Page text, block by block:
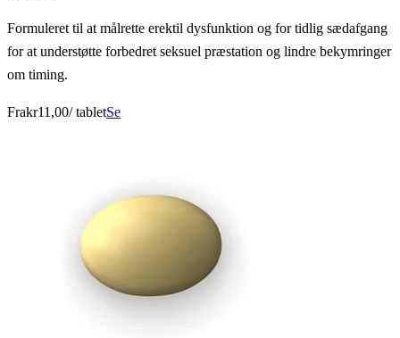
Formuleret til at målrette erektil dysfunktion og for tidlig sædafgang
for at understøtte forbedret seksuel præstation og lindre bekymringer
om timing.
Frakr11,00/ tabletSe